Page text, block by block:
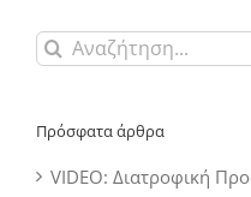
Αναζήτηση
για:
Πρόσφατα άρθρα
VIDEO: Διατροφική